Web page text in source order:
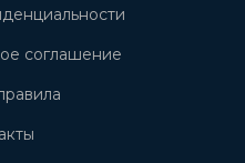
соглашение